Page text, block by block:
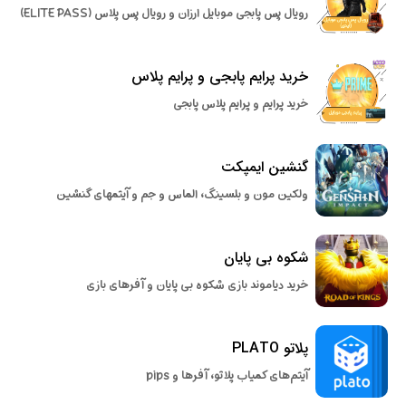
رویال پس پابجی موبایل ارزان و رویال پس پلاس (ELITE PASS)
خرید پرایم پابجی و پرایم پلاس
خرید پرایم و پرایم پلاس پابجی
گنشین ایمپکت
ولکین مون و بلسینگ، الماس و جم و آیتمهای گنشین
شکوه بی پایان
خرید دیاموند بازی شکوه بی پایان و آفرهای بازی
پلاتو PLATO
آیتم‌های کمیاب پلاتو، آفرها و pips